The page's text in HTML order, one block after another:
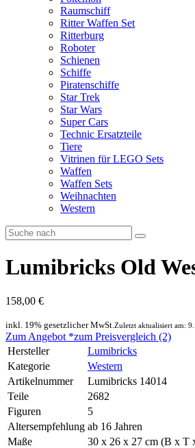
Raumschiff
Ritter Waffen Set
Ritterburg
Roboter
Schienen
Schiffe
Piratenschiffe
Star Trek
Star Wars
Super Cars
Technic Ersatzteile
Tiere
Vitrinen für LEGO Sets
Waffen
Waffen Sets
Weihnachten
Western
Lumibricks Old
158,00 €
inkl. 19% gesetzlicher MwSt. Zuletzt aktualisiert am:
Zum Angebot *zum Preisvergleich (2)
Hersteller
Lumibricks
Kategorie
Western
Artikelnummer
Lumibricks 14014
Teile
2682
Figuren
5
Altersempfehlung ab 16 Jahren
Maße
30 x 26 x 27 cm (B x T